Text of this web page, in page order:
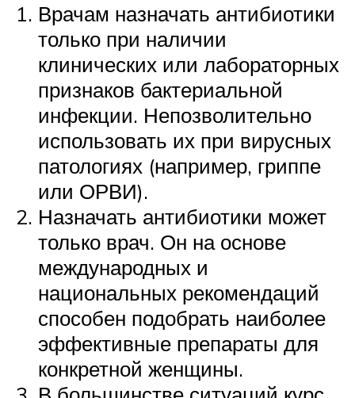
Врачам назначать антибиотики
только при наличии
клинических или лабораторных
признаков бактериальной
инфекции. Непозволительно
использовать их при вирусных
патологиях (например, гриппе
или ОРВИ).
Назначать антибиотики может
только врач. Он на основе
международных и
национальных рекомендаций
способен подобрать наиболее
эффективные препараты для
конкретной женщины.